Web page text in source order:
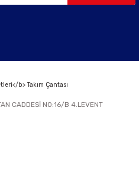
CADDESİ NO:16/B 4.LEVENT